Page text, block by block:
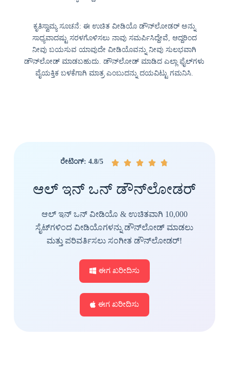
ಕೃತಿಸ್ವಾಮ್ಯ ಸೂಚನೆ: ಈ ಉಚಿತ ವೀಡಿಯೊ ಡೌನ್‌ಲೋಡರ್ ಅನ್ನು
ಸಾಧ್ಯವಾದಷ್ಟು ಸರಳಗೊಳಿಸಲು ನಾವು ಸಮರ್ಪಿಸಿದ್ದೇವೆ, ಆದ್ದರಿಂದ
ನೀವು ಬಯಸುವ ಯಾವುದೇ ವೀಡಿಯೊವನ್ನು ನೀವು ಸುಲಭವಾಗಿ
ಡೌನ್‌ಲೋಡ್ ಮಾಡಬಹುದು. ಡೌನ್‌ಲೋಡ್ ಮಾಡಿದ ಎಲ್ಲಾ ಫೈಲ್‌ಗಳು
ವೈಯಕ್ತಿಕ ಬಳಕೆಗಾಗಿ ಮಾತ್ರ ಎಂಬುದನ್ನು ದಯವಿಟ್ಟು ಗಮನಿಸಿ.
ರೇಟಿಂಗ್: 4.8/5     
ಆಲ್ ಇನ್ ಒನ್ ಡೌನ್‌ಲೋಡರ್
ಆಲ್ ಇನ್ ಒನ್ ವೀಡಿಯೊ & ಉಚಿತವಾಗಿ 10,000
ಸೈಟ್‌ಗಳಿಂದ ವೀಡಿಯೊಗಳನ್ನು ಡೌನ್‌ಲೋಡ್ ಮಾಡಲು
ಮತ್ತು ಪರಿವರ್ತಿಸಲು ಸಂಗೀತ ಡೌನ್‌ಲೋಡರ್!
ಈಗ ಖರೀದಿಸು
ಈಗ ಖರೀದಿಸು